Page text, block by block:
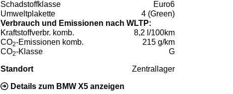
Schadstoffklasse
Euro6
Umweltplakette
4 (Green)
Verbrauch und Emissionen nach WLTP:
Kraftstoffverbr. komb.
8,2 l/100km
CO2-Emissionen komb.
215 g/km
CO2-Klasse G
Standort Zentrallager
Details zum BMW X5 anzeigen